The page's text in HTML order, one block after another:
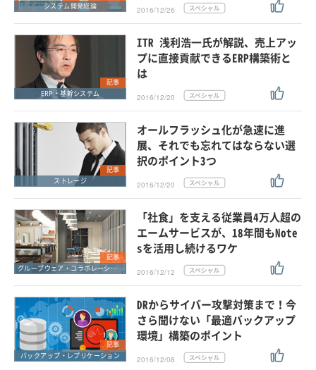
システム開発総論
2016/12/26
記事
ERP・基幹システム
ITR 浅利浩一氏が解説、売上アッ
プに直接貢献できるERP構築術と
は
2016/12/20
記事
ストレージ
オールフラッシュ化が急速に進
展、それでも忘れてはならない選
択のポイント3つ
2016/12/20
記事
グループウェア・コラボレーション
「社食」を支える従業員4万人超の
エームサービスが、18年間もNote
sを活用し続けるワケ
2016/12/12
記事
バックアップ・レプリケーション
DRからサイバー攻撃対策まで！今
さら聞けない「最適バックアップ
環境」構築のポイント
2016/12/08